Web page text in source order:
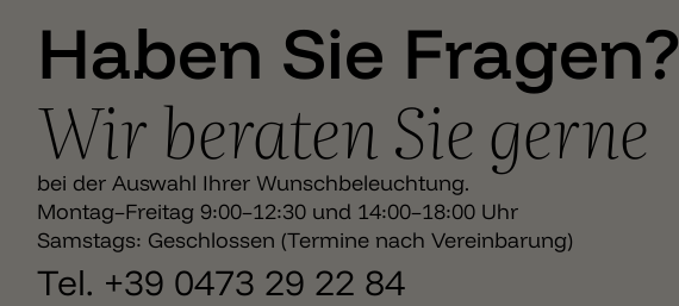
Haben Sie Fragen?
Wir beraten Sie gerne
bei der Auswahl Ihrer Wunschbeleuchtung.
Montag–Freitag 9:00–12:30 und 14:00–18:00 Uhr
Samstags: Geschlossen (Termine nach Vereinbarung)
Tel. +39 0473 29 22 84